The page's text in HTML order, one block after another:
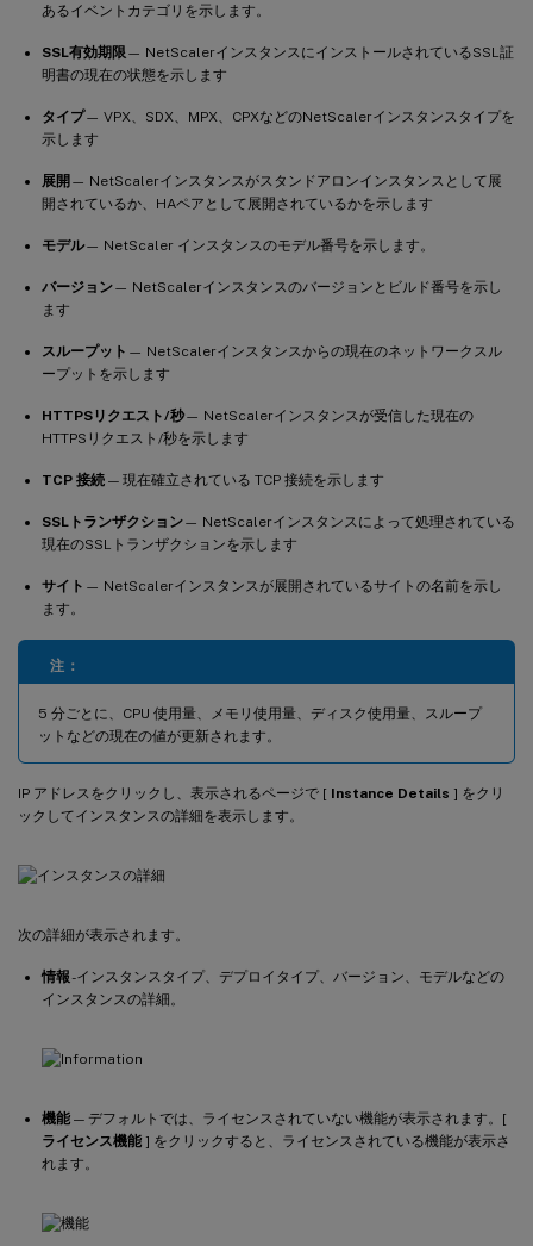
あるイベントカテゴリを示します。
SSL有効期限 — NetScalerインスタンスにインストールされているSSL証
明書の現在の状態を示します
タイプ— VPX、SDX、MPX、CPXなどのNetScalerインスタンスタイプを
示します
展開 — NetScalerインスタンスがスタンドアロンインスタンスとして展
開されているか、HAペアとして展開されているかを示します
モデル— NetScaler インスタンスのモデル番号を示します。
バージョン— NetScalerインスタンスのバージョンとビルド番号を示し
ます
スループット — NetScalerインスタンスからの現在のネットワークスル
ープットを示します
HTTPSリクエスト/秒— NetScalerインスタンスが受信した現在の
HTTPSリクエスト/秒を示します
TCP 接続 — 現在確立されている TCP 接続を示します
SSLトランザクション— NetScalerインスタンスによって処理されている
現在のSSLトランザクションを示します
サイト — NetScalerインスタンスが展開されているサイトの名前を示し
ます。
注：
5 分ごとに、CPU 使用量、メモリ使用量、ディスク使用量、スループ
ットなどの現在の値が更新されます。
IP アドレスをクリックし、表示されるページで [ Instance Details ] をクリ
ックしてインスタンスの詳細を表示します。
次の詳細が表示されます。
情報-インスタンスタイプ、デプロイタイプ、バージョン、モデルなどの
インスタンスの詳細。
機能 — デフォルトでは、ライセンスされていない機能が表示されます。[
ライセンス機能 ] をクリックすると、ライセンスされている機能が表示さ
れます。